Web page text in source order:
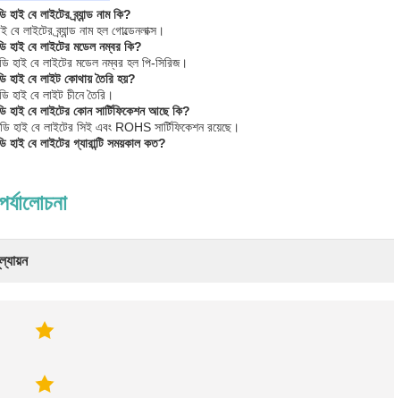
বে লাইটের ব্র্যান্ড নাম কি?
লাইটের ব্র্যান্ড নাম হল গোল্ডেনলাক্স।
বে লাইটের মডেল নম্বর কি?
বে লাইটের মডেল নম্বর হল পি-সিরিজ।
বে লাইট কোথায় তৈরি হয়?
বে লাইট চীনে তৈরি।
বে লাইটের কোন সার্টিফিকেশন আছে কি?
হাই বে লাইটের সিই এবং ROHS সার্টিফিকেশন রয়েছে।
বে লাইটের গ্যারান্টি সময়কাল কত?